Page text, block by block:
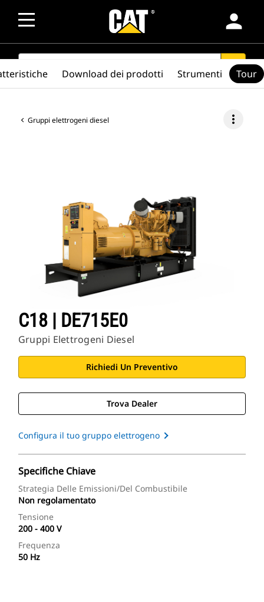
person
SEARCH search
Gruppi elettrogeni diesel more_vert
C18 | DE715E0
Gruppi Elettrogeni Diesel
Richiedi Un Preventivo
Trova Dealer
Configura il tuo gruppo elettrogeno
Specifiche Chiave
Strategia Delle Emissioni/del Combustibile
Non regolamentato
Tensione
200 - 400 V
Frequenza
50 Hz
Download dei prodotti Strumenti Tour